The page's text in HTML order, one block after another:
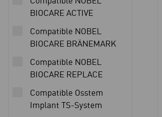
BIOCARE ACTIVE
Compatible NOBEL
BIOCARE BRÄNEMARK
Compatible NOBEL
BIOCARE REPLACE
Compatible Osstem
Implant TS-System